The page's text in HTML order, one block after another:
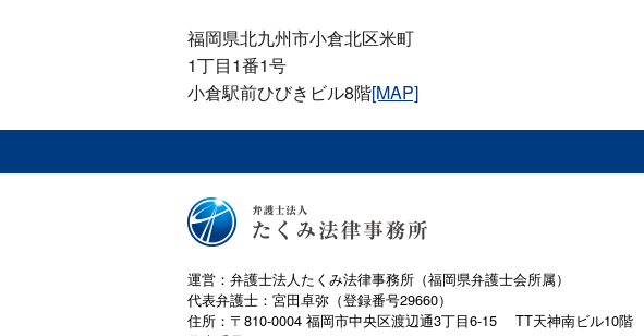
福岡県北九州市小倉北区米町
1丁目1番1号
小倉駅前ひびきビル8階[MAP]
運営：弁護士法人たくみ法律事務所（福岡県弁護士会所属）
代表弁護士：宮田卓弥（登録番号29660）
住所：〒810-0004 福岡市中央区渡辺通3丁目6-15
TT天神南ビル10階